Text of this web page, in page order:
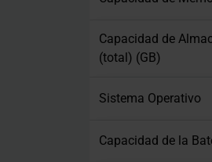
Capacidad de
(total) (GB)
Sistema Operativo
Capacidad de la